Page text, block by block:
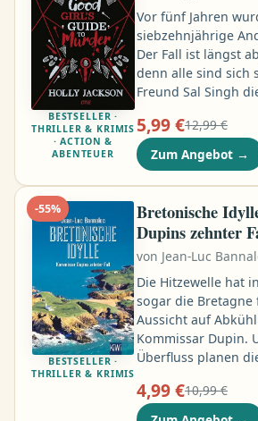
BESTSELLER ·
THRILLER & KRIMIS
· ACTION &
ABENTEUER
Vor fünf Jahren
siebzehnjährige
Der Fall ist längst
denn alle sind sich
Freund Sal Singh
will den Fall für ein
einmal aufrollen.
nachzuforschen
stellen. Aber was
noch frei
gehen, um Pippa
die Wahrheit ans
5,99 €12,99 €
Zum Angebot →
-55%
BESTSELLER ·
THRILLER & KRIMIS
Bretonische
Dupins zehnter
von Jean-Luc
Die Hitzewelle hat
sogar die Bretagne
Aussicht auf
Kommissar Dupin.
Überfluss planen
zehnjährigen
dann wird eines
4,99 €10,99 €